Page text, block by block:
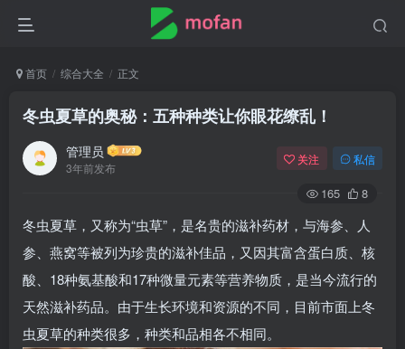
首页 综合大全 正文
冬虫夏草的奥秘：五种种类让你眼花缭乱！
管理员
3年前发布
关注 私信
165 8
冬虫夏草，又称为“虫草”，是名贵的滋补药材，与海参、人
参、燕窝等被列为珍贵的滋补佳品，又因其富含蛋白质、核
酸、18种氨基酸和17种微量元素等营养物质，是当今流行的
天然滋补药品。由于生长环境和资源的不同，目前市面上冬
虫夏草的种类很多，种类和品相各不相同。